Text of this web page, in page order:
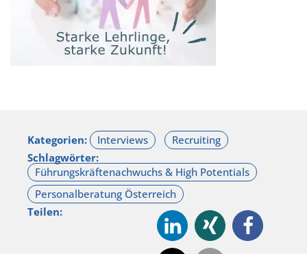
Kategorien:
Schlagwörter:
Teilen: